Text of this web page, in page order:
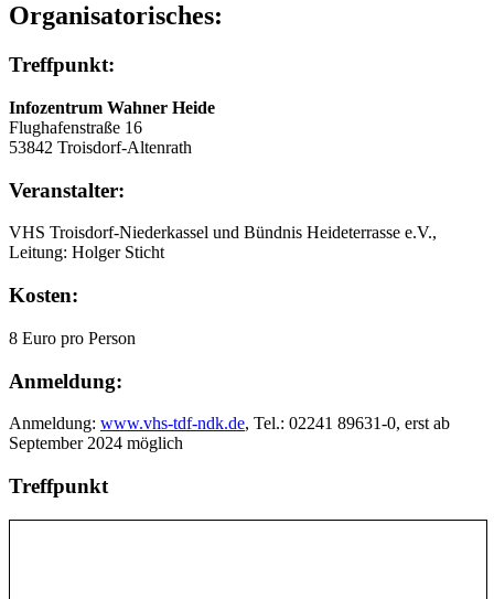
Organisatorisches:
Treffpunkt:
Infozentrum Wahner Heide
Flughafenstraße 16
53842 Troisdorf-Altenrath
Veranstalter:
VHS Troisdorf-Niederkassel und Bündnis Heideterrasse e.V.,
Leitung: Holger Sticht
Kosten:
8 Euro pro Person
Anmeldung:
Anmeldung: www.vhs-tdf-ndk.de, Tel.: 02241 89631-0, erst ab
September 2024 möglich
Treffpunkt